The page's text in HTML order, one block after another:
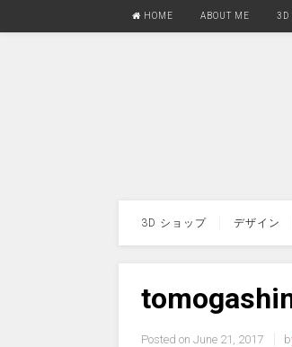
HOME ABOUT ME 3D
3D ショップ デザイン
Posted on June 21, 2017